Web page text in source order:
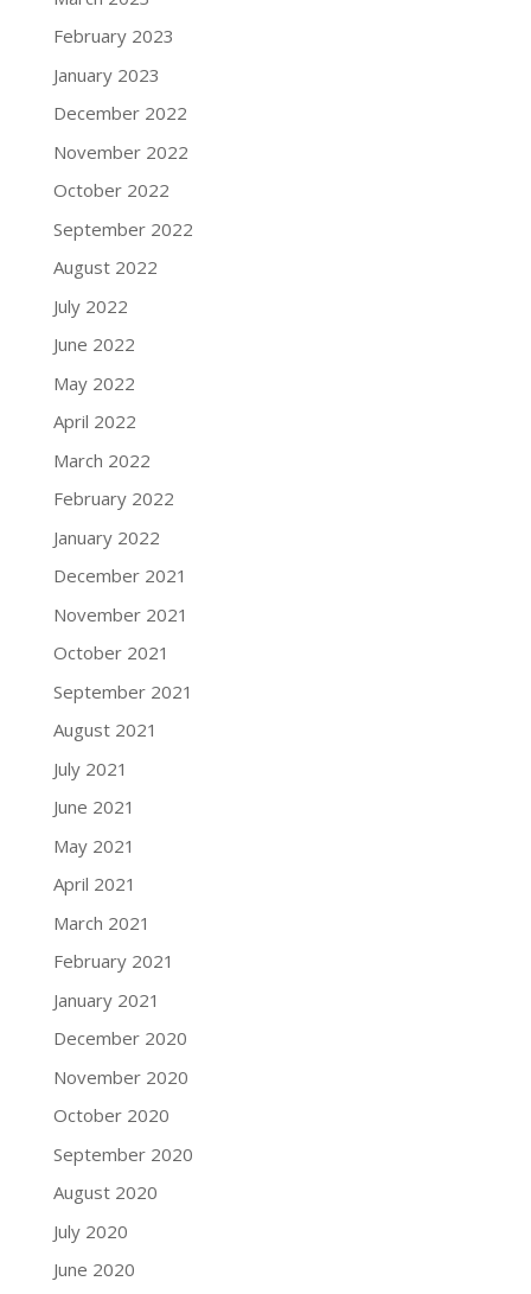
February 2023
January 2023
December 2022
November 2022
October 2022
September 2022
August 2022
July 2022
June 2022
May 2022
April 2022
March 2022
February 2022
January 2022
December 2021
November 2021
October 2021
September 2021
August 2021
July 2021
June 2021
May 2021
April 2021
March 2021
February 2021
January 2021
December 2020
November 2020
October 2020
September 2020
August 2020
July 2020
June 2020